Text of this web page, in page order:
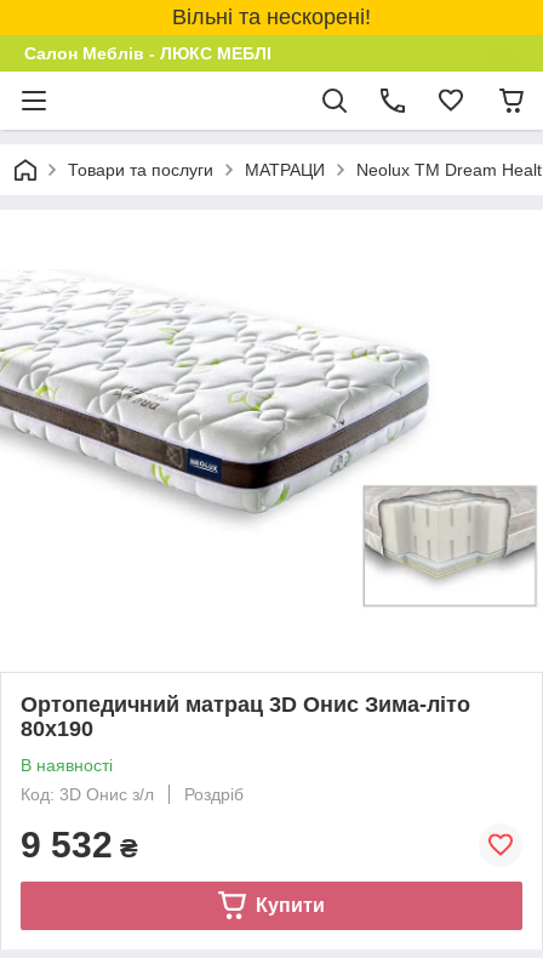
Вільні та нескорені!
Салон Меблів - ЛЮКС МЕБЛІ
Товари та послуги МАТРАЦИ Neolux ТМ Dream
Ортопедичний матрац 3D Онис Зима-літо
80х190
В наявності
Код: 3D Онис з/л
Роздріб
9 532 ₴
Купити